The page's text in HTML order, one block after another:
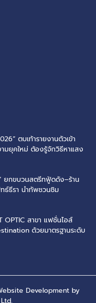
ตบเท้ารายงานตัวเข้า
ยุคใหม่ ต้องรู้จักวิธีหาแสง
ยกขบวนสตรีทฟู้ดดัง–ร้าน
ธ์ธีรา นำทัพชวนชิม
OPTIC สาขา แฟชั่นไอส์
ด้วยมาตรฐานระดับ
Development by